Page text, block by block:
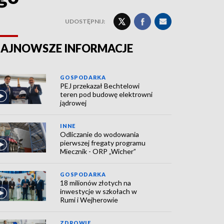
UDOSTĘPNIJ:
INFORMACJE
GOSPODARKA
PEJ przekazał Bechtelowi
teren pod budowę elektrowni
jądrowej
INNE
Odliczanie do wodowania
pierwszej fregaty programu
Miecznik - ORP „Wicher”
GOSPODARKA
18 milionów złotych na
inwestycje w szkołach w
Rumi i Wejherowie